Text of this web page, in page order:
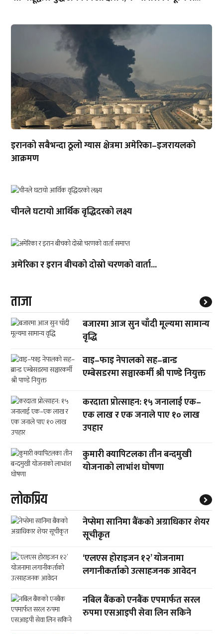
इरानको सबैभन्दा ठूलो ग्यास क्षेत्रमा अमेरिका–इजरायलको
आक्रमण
चीनले घटायो आर्थिक वृद्धिदरको लक्ष्य
अमेरिका र इरान बीचको दोस्रो चरणको वार्ता...
ताजा
बजारमा आज सुन चाँदी मूल्यमा सामान्य
वृद्धि
वाइ–फाइ नेपालको सह–ब्रान्ड
एम्बेसडरमा सञ्चारकर्मी श्री पाण्डे नियुक्त
करदाता प्रोत्साहन: १५ जनालाई एक–
एक लाख र एक जनाले पाए १० लाख
उपहार
कुमारी क्यापिटलका तीन बन्दमुखी
योजनाको लाभांश घोषणा
लाेकप्रिय
नेप्सेमा सानिमा बैंकको अग्राधिकार शेयर
सूचीकृत
‘एलएस होराइजन १२’ योजनामा
लगानीकर्ताको उत्साहजनक आवेदन
नबिल बैंकको एनबैंक एपमार्फत सरल
रुपमा एसआइपी सेवा लिन सकिने